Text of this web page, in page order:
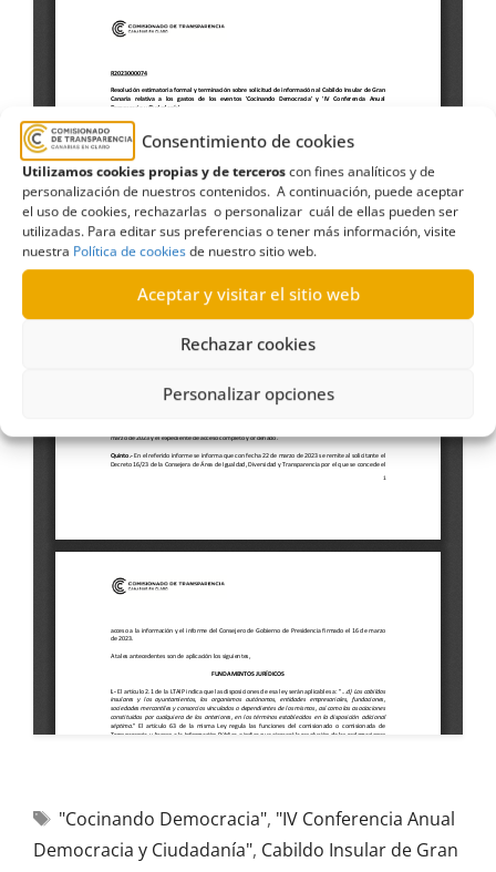
Consentimiento de cookies
Utilizamos cookies propias y de terceroscon fines analíticos y de
personalización de nuestros contenidos. A continuación, puede aceptar
el uso de cookies, rechazarlas o personalizar cuál de ellas pueden ser
utilizadas. Para editar sus preferencias o tener más información, visite
nuestra Política de cookiesde nuestro sitio web.
Aceptar y visitar el sitio web
Rechazar cookies
Personalizar opciones
"Cocinando Democracia", "IV Conferencia Anual
Democracia y Ciudadanía", Cabildo Insular de Gran